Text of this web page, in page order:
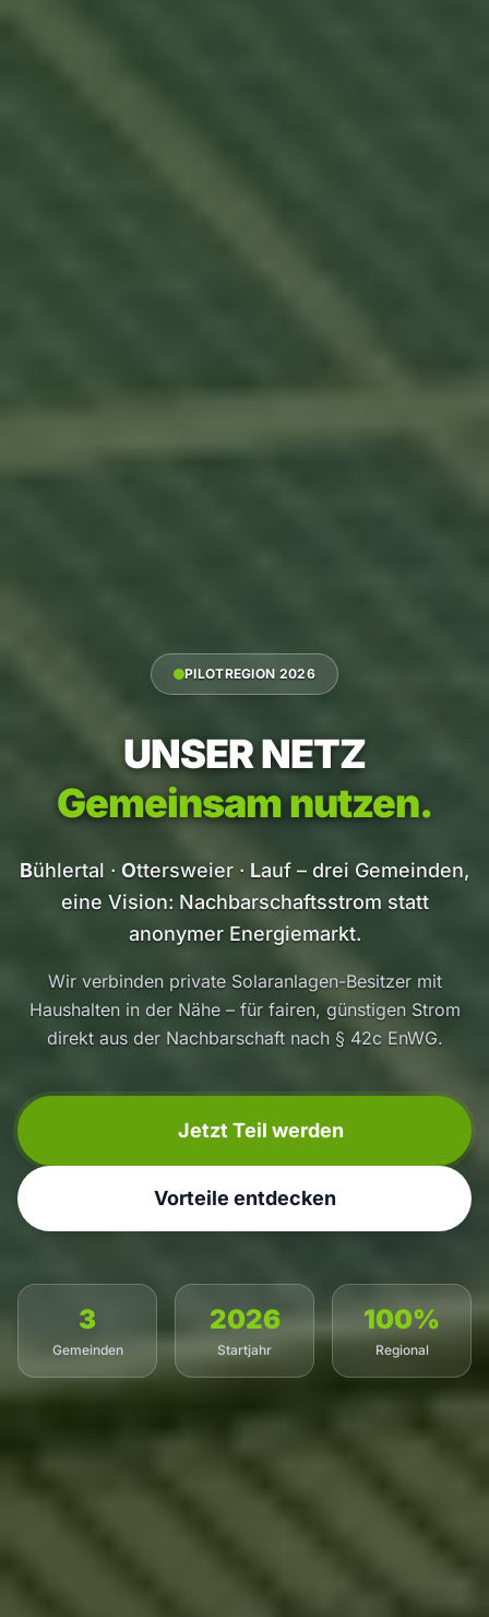
PILOTREGION 2026
UNSER NETZ
Gemeinsam nutzen.
Bühlertal · Ottersweier · Lauf – drei Gemeinden,
eine Vision: Nachbarschaftsstrom statt
anonymer Energiemarkt.
Wir verbinden private Solaranlagen-Besitzer mit
Haushalten in der Nähe – für fairen, günstigen Strom
direkt aus der Nachbarschaft nach § 42c EnWG.
Jetzt Teil werden
Vorteile entdecken
3
Gemeinden
2026
Startjahr
100%
Regional